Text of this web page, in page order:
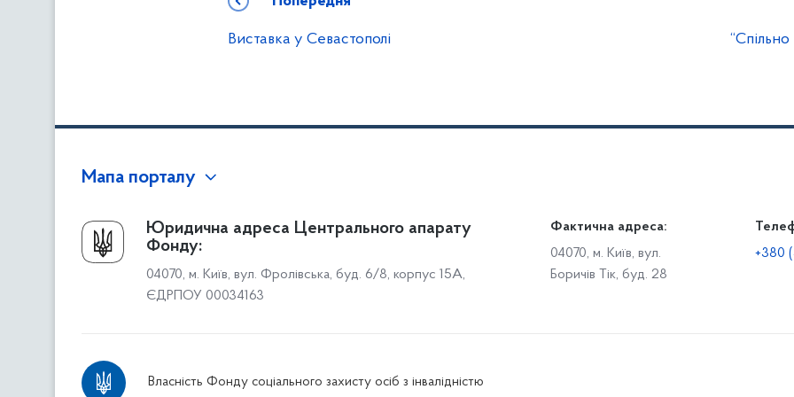
Виставка у Севастополі
Мапа порталу
Про Фонд
Керівництво
Структура Фонду
Територіальні відділення
Дніпропетровське відділення
Громадянам
Доступ до публічної інформації
Звіти щодо роботи із запитами на отримання публічної
Юридична адреса Центрального апарату
Фонду:
04070, м. Київ, вул. Фролівська, буд. 6/8, корпус 15А,
ЄДРПОУ 00034163
Фактична адреса:
04070, м. Київ, вул.
Боричів Тік, буд. 28
+380
Власність Фонду соціального захисту осіб з інвалідністю